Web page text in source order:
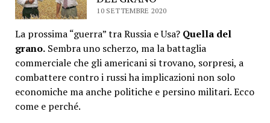
10 SETTEMBRE 2020
La prossima “guerra” tra Russia e Usa? Quella del
grano.Sembra uno scherzo, ma la battaglia
commerciale che gli americani si trovano, sorpresi, a
combattere contro i russi ha implicazioni non solo
economiche ma anche politiche e persino militari. Ecco
come e perché.